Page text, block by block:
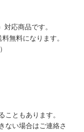
応商品です。
無料になります。
こともあります。
ない場合はご連絡さ